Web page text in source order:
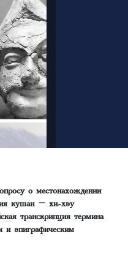
о местонахождении
кушан – хи-хэу
транскрипция термина
и эпиграфическим